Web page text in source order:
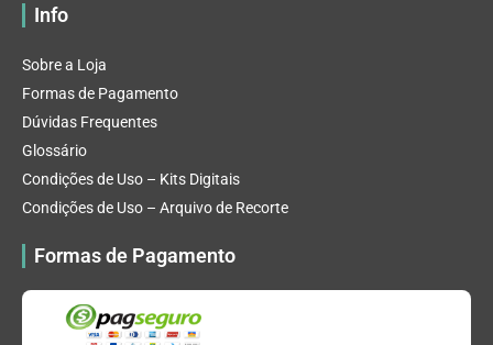
Info
Sobre a Loja
Formas de Pagamento
Dúvidas Frequentes
Glossário
Condições de Uso – Kits Digitais
Condições de Uso – Arquivo de Recorte
Formas de Pagamento